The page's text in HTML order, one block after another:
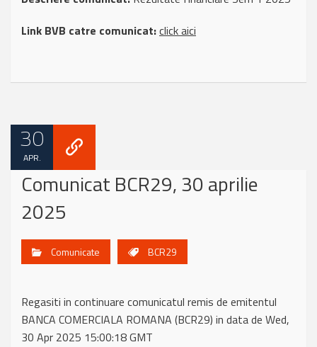
Link BVB catre comunicat:click aici
30
APR.
Comunicat BCR29, 30 aprilie
2025
Comunicate BCR29
Regasiti in continuare comunicatul remis de emitentul
BANCA COMERCIALA ROMANA (BCR29) in data de Wed,
30 Apr 2025 15:00:18 GMT